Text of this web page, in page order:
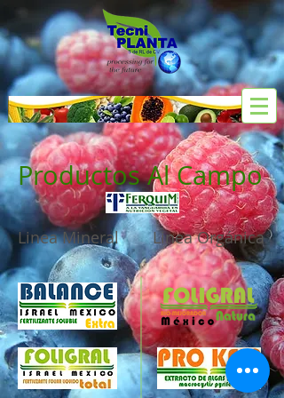
Productos Al Campo
Linea Mineral Linea Orgánica